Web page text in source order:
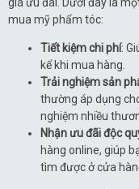
giá ưu đãi. Dưới đây là
mua mỹ phẩm tóc:
Tiết kiệm chi phí:
kể khi mua hàng.
Trải nghiệm sản
thường áp dụng
nghiệm nhiều
Nhận ưu đãi độc
hàng online, giúp
tìm được ở cửa